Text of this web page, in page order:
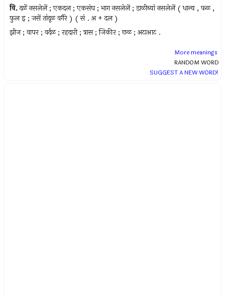
वि. दळें नसलेलें ; एकदल ; एकसंघ ; भाग नसलेलें ; डाळीब्यां नसलेलें ( धान्य , फळ ,
फुल इ ; जसें तांदूळ वगैरे ) ( सं . अ + दल )
झीज ; वापर ; वर्दळ ; रहदारी ; त्रास ; जिकीर ; छळ ; अटाआट .
More meanings
RANDOM WORD
SUGGEST A NEW WORD!